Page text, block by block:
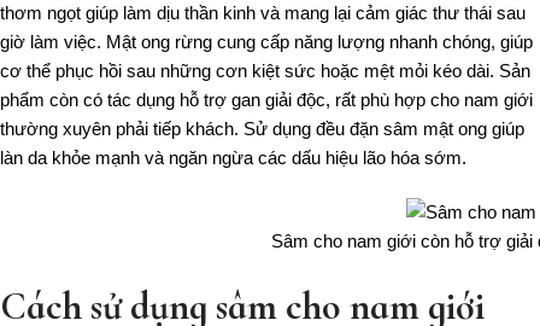
thơm ngọt giúp làm dịu thần kinh và mang lại cảm giác thư thái sau
giờ làm việc. Mật ong rừng cung cấp năng lượng nhanh chóng, giúp
cơ thể phục hồi sau những cơn kiệt sức hoặc mệt mỏi kéo dài. Sản
phẩm còn có tác dụng hỗ trợ gan giải độc, rất phù hợp cho nam giới
thường xuyên phải tiếp khách. Sử dụng đều đặn sâm mật ong giúp
làn da khỏe mạnh và ngăn ngừa các dấu hiệu lão hóa sớm.
Sâm cho nam giới còn hỗ trợ
Cách sử dụng sâm cho nam giới